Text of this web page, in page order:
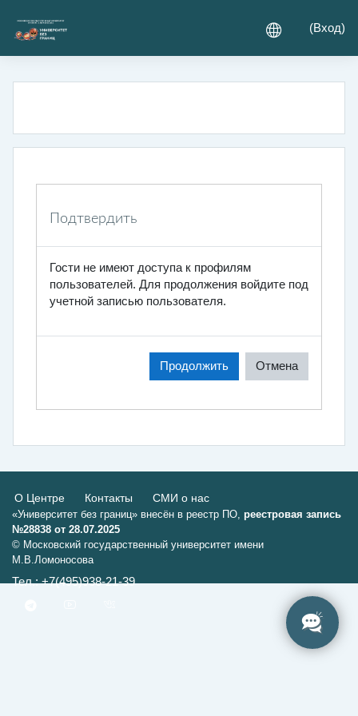
(Вход)
Подтвердить
Гости не имеют доступа к профилям
пользователей. Для продолжения войдите под
учетной записью пользователя.
Продолжить Отмена
О Центре Контакты СМИ о нас
«Университет без границ» внесён в реестр ПО, реестровая запись
№28838 от 28.07.2025
© Московский государственный университет имени
М.В.Ломоносова
Тел.: +7(495)938-21-39